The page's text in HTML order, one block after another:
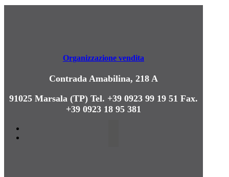
Organizzazione vendita
Contrada Amabilina, 218 A
91025 Marsala (TP)Tel. +39 0923 99 19 51 Fax.
+39 0923 18 95 381